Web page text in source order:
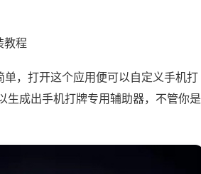
教程
，打开这个应用便可以自定义手机打
生成出手机打牌专用辅助器，不管你是